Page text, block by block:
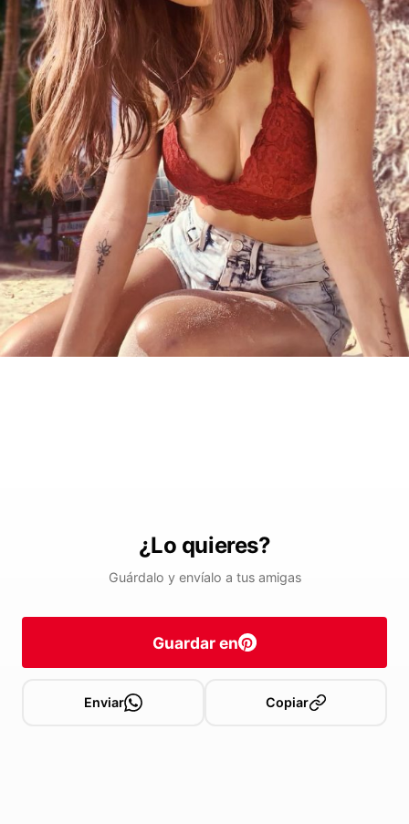
¿Lo quieres?
Guárdalo y envíalo a tus amigas
Guardar en
Enviar Copiar